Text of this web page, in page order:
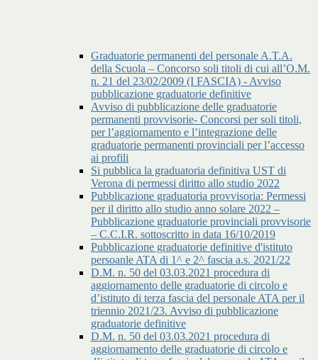
Graduatorie permanenti del personale A.T.A.
della Scuola – Concorso soli titoli di cui all’O.M.
n. 21 del 23/02/2009 (I FASCIA) - Avviso
pubblicazione graduatorie definitive
Avviso di pubblicazione delle graduatorie
permanenti provvisorie- Concorsi per soli titoli,
per l’aggiornamento e l’integrazione delle
graduatorie permanenti provinciali per l’accesso
ai profili
Si pubblica la graduatoria definitiva UST di
Verona di permessi diritto allo studio 2022
Pubblicazione graduatoria provvisoria: Permessi
per il diritto allo studio anno solare 2022 –
Pubblicazione graduatorie provinciali provvisorie
– C.C.I.R. sottoscritto in data 16/10/2019
Pubblicazione graduatorie definitive d'istituto
persoanle ATA di 1^ e 2^ fascia a.s. 2021/22
D.M. n. 50 del 03.03.2021 procedura di
aggiornamento delle graduatorie di circolo e
d’istituto di terza fascia del personale ATA per il
triennio 2021/23. Avviso di pubblicazione
graduatorie definitive
D.M. n. 50 del 03.03.2021 procedura di
aggiornamento delle graduatorie di circolo e